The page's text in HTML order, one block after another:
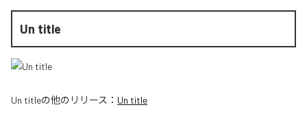
Un title
Un titleの他のリリース： Un title